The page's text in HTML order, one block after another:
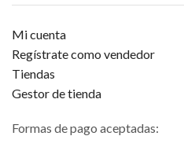
Mi cuenta
Regístrate como vendedor
Tiendas
Gestor de tienda
Formas de pago aceptadas: